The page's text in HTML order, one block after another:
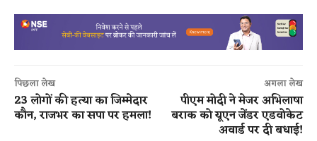
पिछला लेख
23 लोगों की हत्या का जिम्मेदार
कौन, राजभर का सपा पर हमला!
अगला लेख
पीएम मोदी ने मेजर अभिलाषा
बराक को यूएन जेंडर एडवोकेट
अवार्ड पर दी बधाई!